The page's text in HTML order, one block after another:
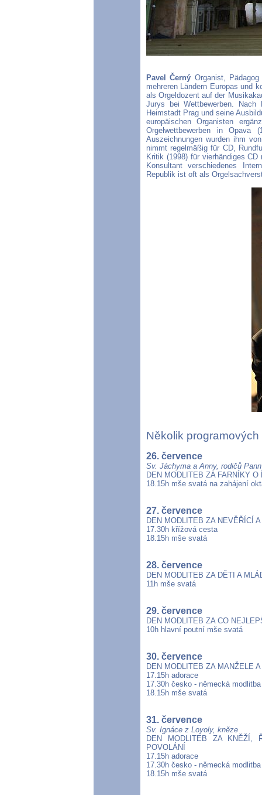
Pavel Černý Organist,
mehreren Ländern Europas und
als Orgeldozent auf der
Jurys bei Wettbewerben. Nach
Heimstadt Prag und seine
europäischen Organisten
Orgelwettbewerben in Opava
Auszeichnungen wurden ihm
nimmt regelmäßig für CD,
Kritik (1998) für vierhändiges
Konsultant verschiedenes
Republik ist oft als
Několik
26. července
Sv. Jáchyma a Anny, rodičů
DEN MODLITEB ZA FARNÍKY
18.15h mše svatá na zahájení
27. července
DEN MODLITEB ZA NEVĚŘÍCÍ
17.30h křížová cesta
18.15h mše svatá
28. července
DEN MODLITEB ZA DĚTI A
11h mše svatá
29. července
DEN MODLITEB ZA CO
10h hlavní poutní mše svatá
30. července
DEN MODLITEB ZA MANŽELE
17.15h adorace
17.30h česko - německá
18.15h mše svatá
31. července
Sv. Ignáce z Loyoly, kněze
DEN MODLITEB ZA KNĚŽÍ,
POVOLÁNÍ
17.15h adorace
17.30h česko - německá
18.15h mše svatá